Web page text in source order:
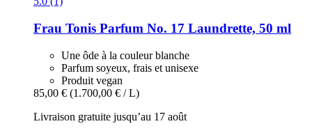
Frau Tonis Parfum No. 17 Laundrette, 50 ml
Une ôde à la couleur blanche
Parfum soyeux, frais et unisexe
Produit vegan
85,00 € (1.700,00 € / L)
Livraison gratuite jusqu’au 17 août